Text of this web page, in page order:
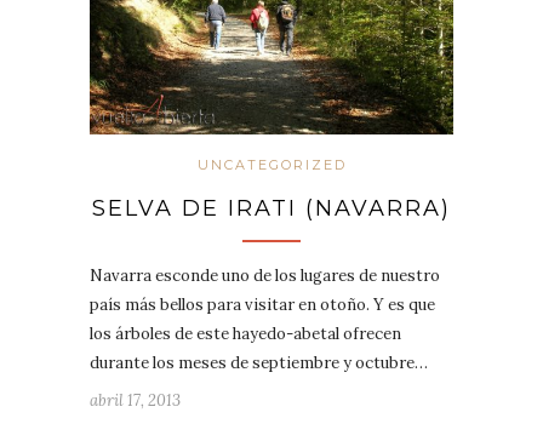
UNCATEGORIZED
SELVA DE IRATI (NAVARRA)
Navarra esconde uno de los lugares de nuestro
país más bellos para visitar en otoño. Y es que
los árboles de este hayedo-abetal ofrecen
durante los meses de septiembre y octubre…
abril 17, 2013